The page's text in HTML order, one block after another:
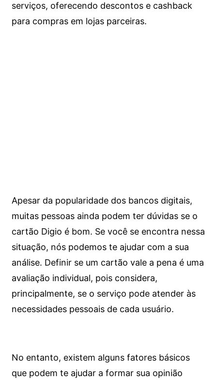
serviços, oferecendo descontos e cashback
para compras em lojas parceiras.
Apesar da popularidade dos bancos digitais,
muitas pessoas ainda podem ter dúvidas se o
cartão Digio é bom. Se você se encontra nessa
situação, nós podemos te ajudar com a sua
análise. Definir se um cartão vale a pena é uma
avaliação individual, pois considera,
principalmente, se o serviço pode atender às
necessidades pessoais de cada usuário.
No entanto, existem alguns fatores básicos
que podem te ajudar a formar sua opinião